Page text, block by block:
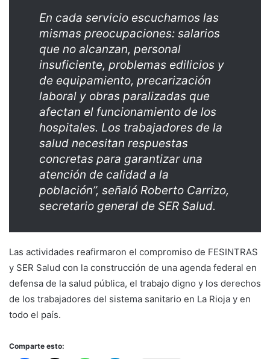
En cada servicio escuchamos las
mismas preocupaciones: salarios
que no alcanzan, personal
insuficiente, problemas edilicios y
de equipamiento, precarización
laboral y obras paralizadas que
afectan el funcionamiento de los
hospitales. Los trabajadores de la
salud necesitan respuestas
concretas para garantizar una
atención de calidad a la
población”, señaló Roberto Carrizo,
secretario general de SER Salud.
Las actividades reafirmaron el compromiso de FESINTRAS
y SER Salud con la construcción de una agenda federal en
defensa de la salud pública, el trabajo digno y los derechos
de los trabajadores del sistema sanitario en La Rioja y en
todo el país.
Comparte esto: